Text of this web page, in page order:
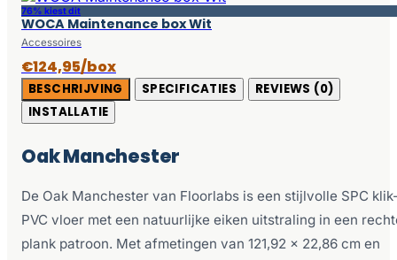
76% kiest dit
WOCA Maintenance box Wit
Accessoires
€124,95/box
BESCHRIJVING SPECIFICATIES
REVIEWS (0)
INSTALLATIE
Oak Manchester
De Oak Manchester van Floorlabs is een stijlvolle SPC
PVC vloer met een natuurlijke eiken uitstraling in een
plank patroon. Met afmetingen van 121,92 x 22,86 cm en